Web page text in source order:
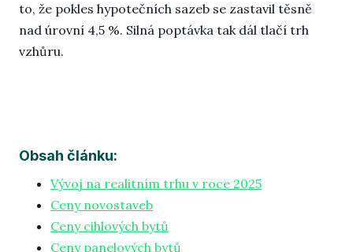
to, že pokles hypotečních sazeb se zastavil těsně
nad úrovní 4,5 %. Silná poptávka tak dál tlačí trh
vzhůru.
Obsah článku:
Vývoj na realitním trhu v roce 2025
Ceny novostaveb
Ceny cihlových bytů
Ceny panelových bytů